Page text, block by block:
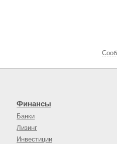
Финансы
Банки
Лизинг
Инвестиции